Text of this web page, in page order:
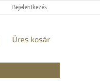
REKLAMÁCIÓK ÉS
Bejelentkezés
KOSÁR
Üres kosár